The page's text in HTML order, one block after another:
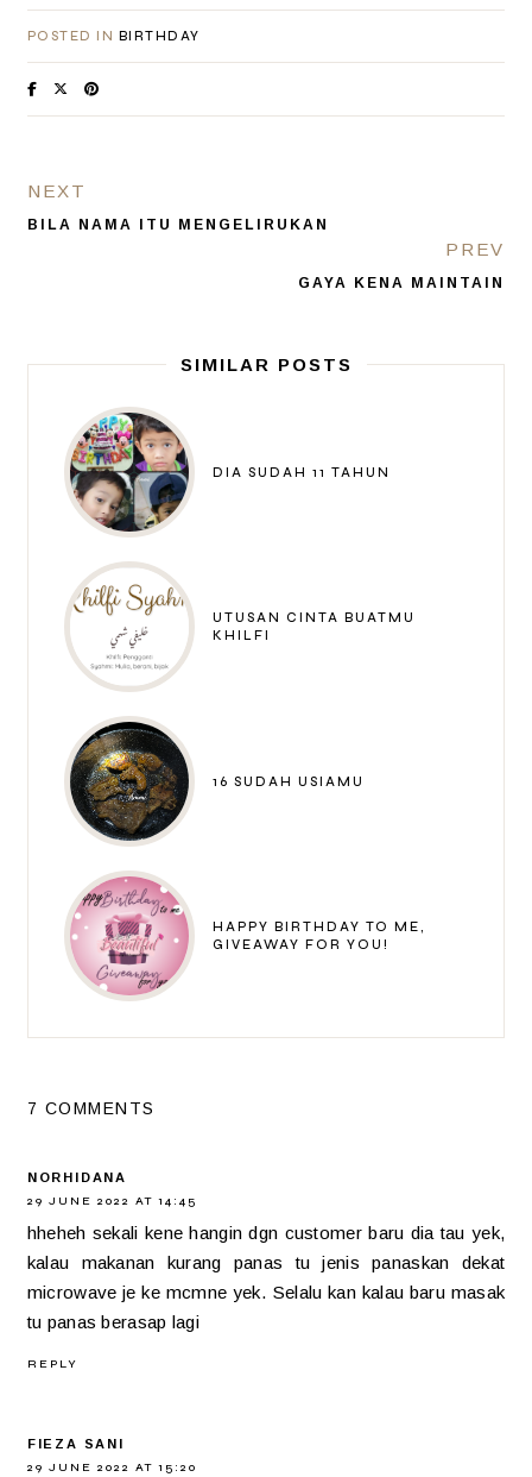
POSTED IN BIRTHDAY
NEXT
BILA NAMA ITU MENGELIRUKAN
PREV
GAYA KENA MAINTAIN
SIMILAR POSTS
DIA SUDAH 11 TAHUN
UTUSAN CINTA BUATMU
KHILFI
16 SUDAH USIAMU
HAPPY BIRTHDAY TO ME,
GIVEAWAY FOR YOU!
7 COMMENTS
NORHIDANA
29 JUNE 2022 AT 14:45
hheheh sekali kene hangin dgn customer baru dia tau yek,
kalau makanan kurang panas tu jenis panaskan dekat
microwave je ke mcmne yek. Selalu kan kalau baru masak
tu panas berasap lagi
REPLY
FIEZA SANI
29 JUNE 2022 AT 15:20